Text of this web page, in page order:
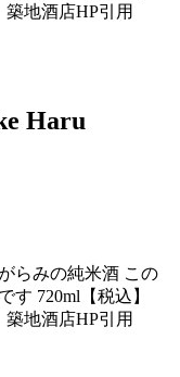
築地酒店HP引用
Haru
らみの純米酒 この
720ml【税込】
築地酒店HP引用